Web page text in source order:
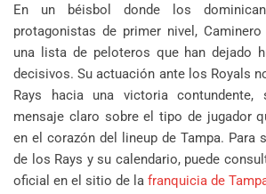
En un béisbol donde los
protagonistas de primer nivel,
una lista de peloteros que han dejado
decisivos. Su actuación ante los Royals
Rays hacia una victoria
mensaje claro sobre el tipo de jugador
en el corazón del lineup de Tampa. Para
de los Rays y su calendario, puede
oficial en el sitio de la franquicia de